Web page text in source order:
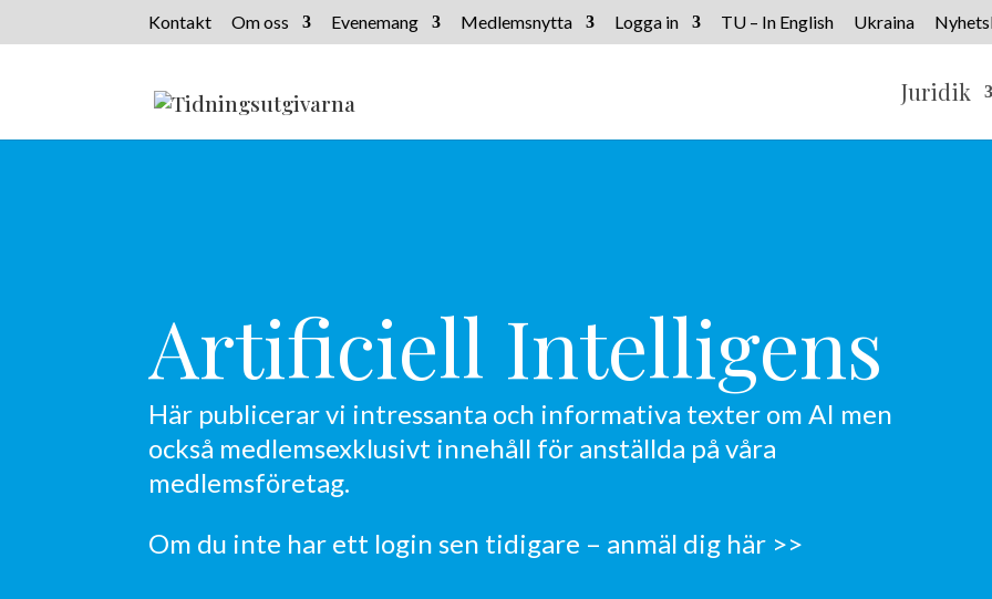
Kontakt Om oss Evenemang Medlemsnytta Logga in TU – In English Ukraina
Juridik
Artificiell Intelligens
Här publicerar vi intressanta och informativa texter om AI men
också medlemsexklusivt innehåll för anställda på våra
medlemsföretag.
Om du inte har ett login sen tidigare – anmäl dig här >>